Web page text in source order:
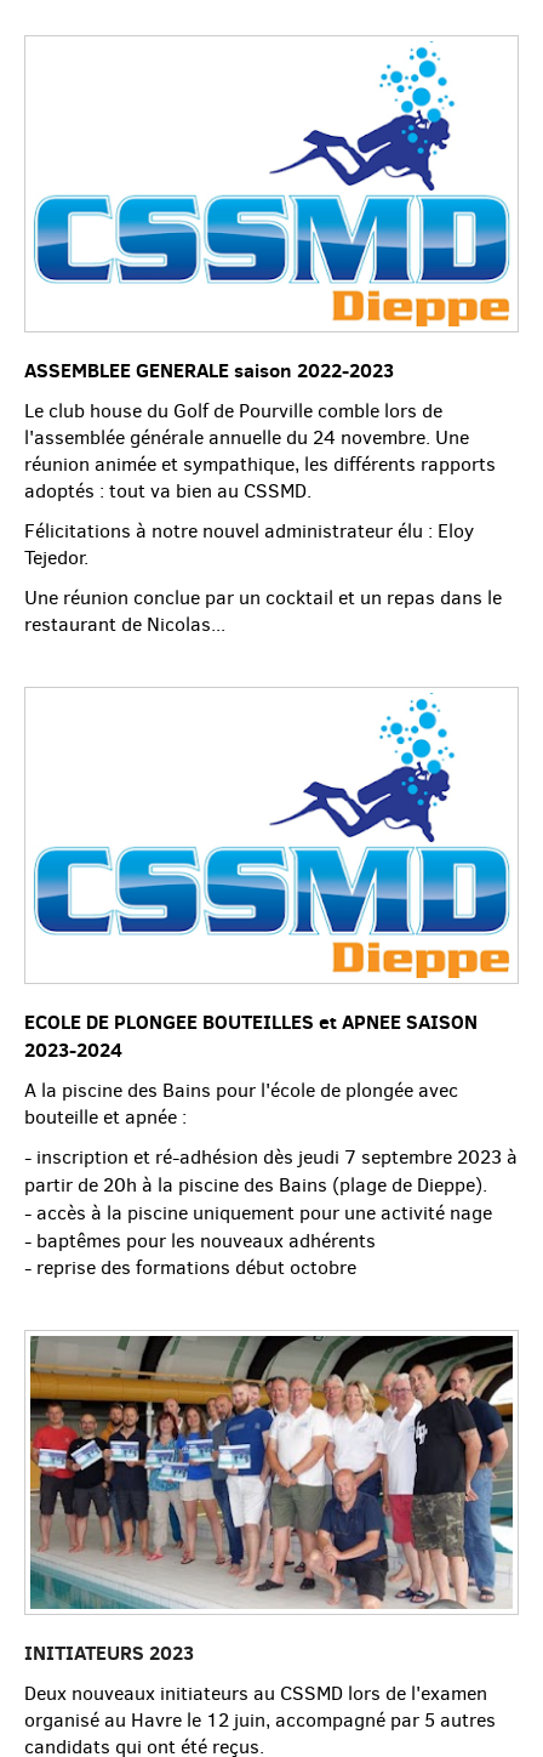
ASSEMBLEE GENERALE saison 2022-2023
Le club house du Golf de Pourville comble lors de
l'assemblée générale annuelle du 24 novembre. Une
réunion animée et sympathique, les différents rapports
adoptés : tout va bien au CSSMD.
Félicitations à notre nouvel administrateur élu : Eloy
Tejedor.
Une réunion conclue par un cocktail et un repas dans le
restaurant de Nicolas...
ECOLE DE PLONGEE BOUTEILLES et APNEE SAISON
2023-2024
A la piscine des Bains pour l'école de plongée avec
bouteille et apnée :
- inscription et ré-adhésion dès jeudi 7 septembre 2023 à
partir de 20h à la piscine des Bains (plage de Dieppe).
- accès à la piscine uniquement pour une activité nage
- baptêmes pour les nouveaux adhérents
- reprise des formations début octobre
INITIATEURS 2023
Deux nouveaux initiateurs au CSSMD lors de l'examen
organisé au Havre le 12 juin, accompagné par 5 autres
candidats qui ont été reçus.